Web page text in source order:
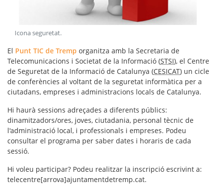
Icona seguretat.
El Punt TIC de Tremp organitza amb la Secretaria de
Telecomunicacions i Societat de la Informació (STSI), el Centre
de Seguretat de la Informació de Catalunya (CESICAT) un cicle
de conferències al voltant de la seguretat informàtica per a
ciutadans, empreses i administracions locals de Catalunya.
Hi haurà sessions adreçades a diferents públics:
dinamitzadors/ores, joves, ciutadania, personal tècnic de
l'administració local, i professionals i empreses. Podeu
consultar el programa per saber dates i horaris de cada
sessió.
Hi voleu participar? Podeu realitzar la inscripció escrivint a:
telecentre[arrova]ajuntamentdetremp.cat.